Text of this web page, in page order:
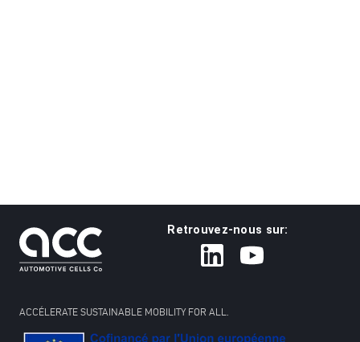
Retrouvez-nous sur:
ACCÉLERATE SUSTAINABLE MOBILITY FOR ALL.